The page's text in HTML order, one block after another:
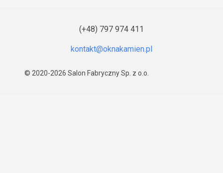
(+48) 797 974 411
© 2020-2026 Salon Fabryczny Sp. z o.o.